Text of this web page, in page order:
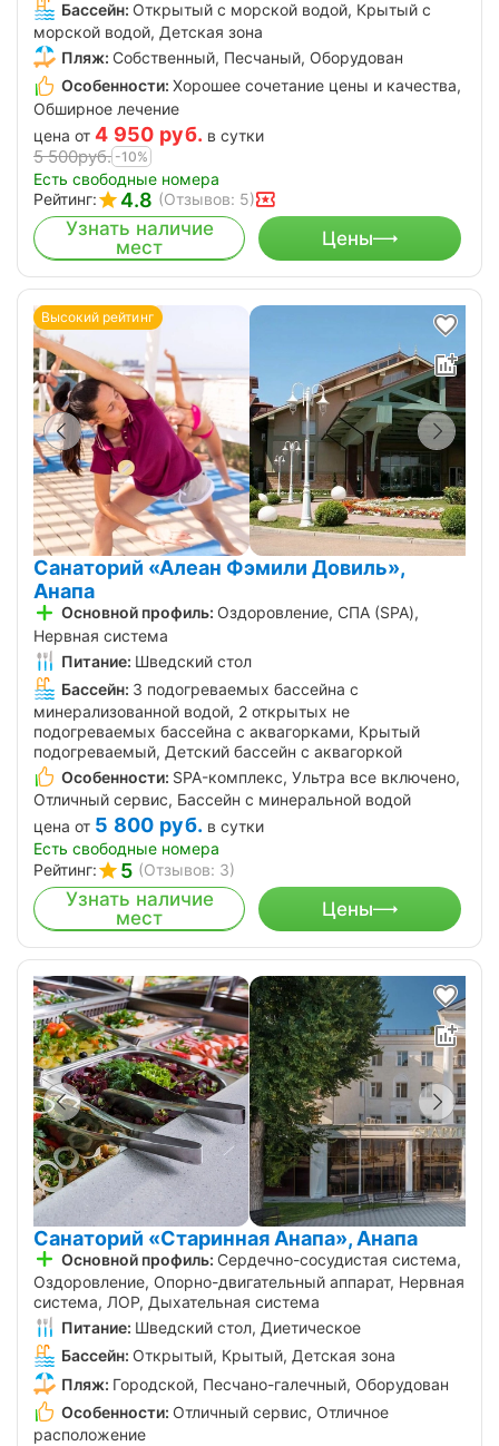
Бассейн: Открытый с морской водой, Крытый с
морской водой, Детская зона
Пляж: Собственный, Песчаный, Оборудован
Особенности: Хорошее сочетание цены и качества,
Обширное лечение
цена от 4 950 руб. в сутки
5 500руб. -10%
Есть свободные номера
Рейтинг:
4.8 (Отзывов: 5)
Узнать наличие
мест
Цены
Высокий рейтинг
Санаторий «Алеан Фэмили Довиль»,
Анапа
Основной профиль: Оздоровление, СПА (SPA),
Нервная система
Питание: Шведский стол
Бассейн: 3 подогреваемых бассейна с
минерализованной водой, 2 открытых не
подогреваемых бассейна с аквагорками, Крытый
подогреваемый, Детский бассейн с аквагоркой
Особенности: SPA-комплекс, Ультра все включено,
Отличный сервис, Бассейн с минеральной водой
цена от 5 800 руб. в сутки
Есть свободные номера
Рейтинг:
5 (Отзывов: 3)
Узнать наличие
мест
Цены
Санаторий «Старинная Анапа», Анапа
Основной профиль: Сердечно-сосудистая система,
Оздоровление, Опорно-двигательный аппарат, Нервная
система, ЛОР, Дыхательная система
Питание: Шведский стол, Диетическое
Бассейн: Открытый, Крытый, Детская зона
Пляж: Городской, Песчано-галечный, Оборудован
Особенности: Отличный сервис, Отличное
расположение